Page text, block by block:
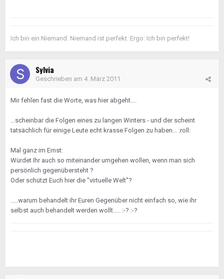
Ich bin ein Niemand. Niemand ist perfekt. Ergo: Ich bin perfekt!
Sylvia
Geschrieben am 4. März 2011
Mir fehlen fast die Worte, was hier abgeht....
...scheinbar die Folgen eines zu langen Winters - und der scheint
tatsächlich für einige Leute echt krasse Folgen zu haben... :roll:
Mal ganz im Ernst:
Würdet Ihr auch so miteinander umgehen wollen, wenn man sich
persönlich gegenübersteht ?
Oder schützt Euch hier die "virtuelle Welt"?
.....warum behandelt ihr Euren Gegenüber nicht einfach so, wie ihr
selbst auch behandelt werden wollt..... :-? :-?